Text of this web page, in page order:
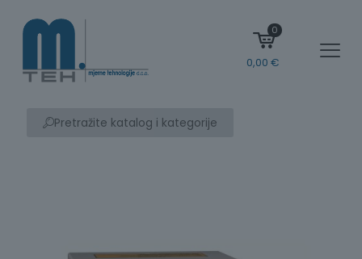
0
0,00 €
Pretražite katalog i kategorije